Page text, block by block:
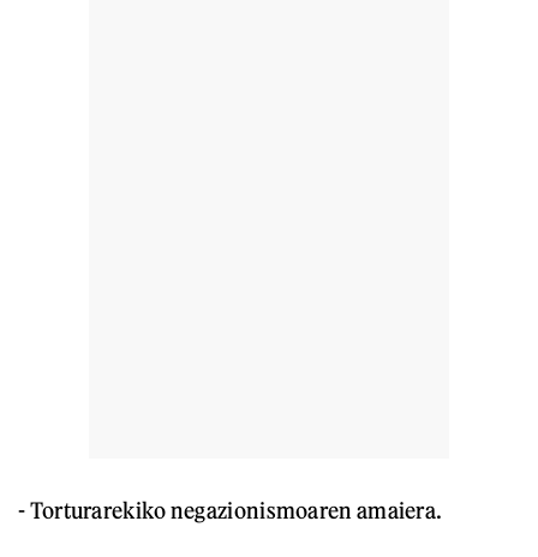
- Torturarekiko negazionismoaren amaiera.